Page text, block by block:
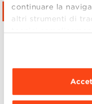
continuare la
altri strumenti di
tecnici
modificare le
scegliere le
ISCRIZIONE
NOI CI SIAMO
Le iscrizioni sono
Vi aspettiamo
X Reunion degli